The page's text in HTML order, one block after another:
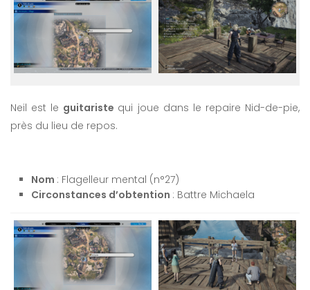
Neil est le guitariste qui joue dans le repaire Nid-de-pie,
près du lieu de repos.
Nom : Flagelleur mental (n°27)
Circonstances d’obtention : Battre Michaela